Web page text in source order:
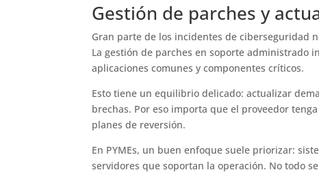
Gestión de parches y
Gran parte de los incidentes de ciberseguridad
La gestión de parches en soporte administrado
aplicaciones comunes y componentes críticos.
Esto tiene un equilibrio delicado: actualizar
brechas. Por eso importa que el proveedor
planes de reversión.
En PYMEs, un buen enfoque suele priorizar:
servidores que soportan la operación. No todo